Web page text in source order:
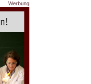
Werbung